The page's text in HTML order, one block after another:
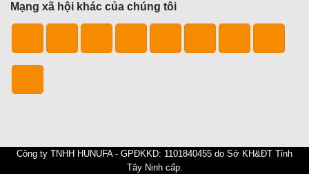
Mạng xã hội khác của chúng tôi
Công ty TNHH HUNUFA - GPĐKKD: 1101840455 do Sở KH&ĐT Tỉnh
Tây Ninh cấp.